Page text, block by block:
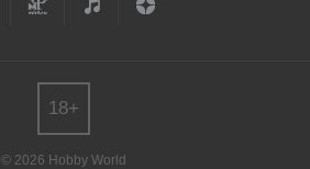
© 2026 Hobby World
18+